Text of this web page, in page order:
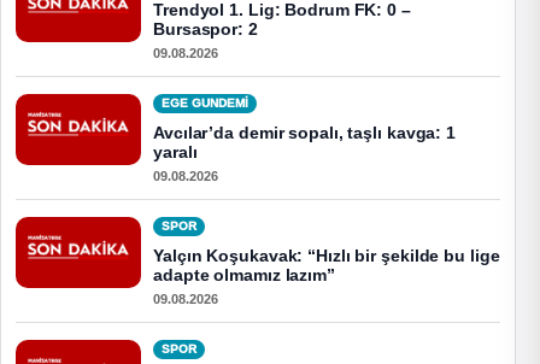
Trendyol 1. Lig: Bodrum FK: 0 –
Bursaspor: 2
09.08.2026
EGE GUNDEMİ
Avcılar’da demir sopalı, taşlı kavga: 1
yaralı
09.08.2026
SPOR
Yalçın Koşukavak: “Hızlı bir şekilde bu lige
adapte olmamız lazım”
09.08.2026
SPOR